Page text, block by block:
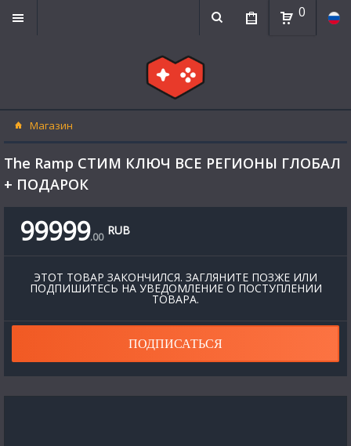
0
Магазин
The Ramp СТИМ КЛЮЧ ВСЕ РЕГИОНЫ ГЛОБАЛ
+ ПОДАРОК
99999.00 RUB
ЭТОТ ТОВАР ЗАКОНЧИЛСЯ. ЗАГЛЯНИТЕ ПОЗЖЕ ИЛИ
ПОДПИШИТЕСЬ НА УВЕДОМЛЕНИЕ О ПОСТУПЛЕНИИ
ТОВАРА.
ПОДПИСАТЬСЯ